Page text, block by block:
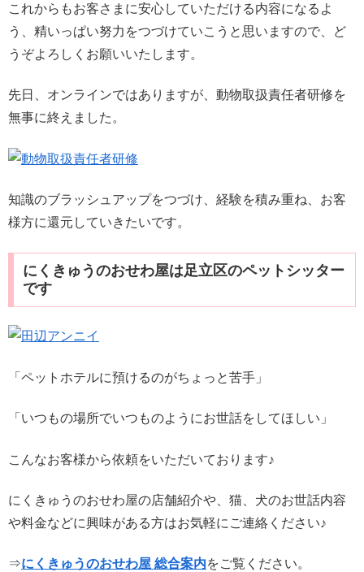
これからもお客さまに安心していただける内容になるよ
う、精いっぱい努力をつづけていこうと思いますので、ど
うぞよろしくお願いいたします。
先日、オンラインではありますが、動物取扱責任者研修を
無事に終えました。
知識のブラッシュアップをつづけ、経験を積み重ね、お客
様方に還元していきたいです。
にくきゅうのおせわ屋は足立区のペットシッター
です
「ペットホテルに預けるのがちょっと苦手」
「いつもの場所でいつものようにお世話をしてほしい」
こんなお客様から依頼をいただいております♪
にくきゅうのおせわ屋の店舗紹介や、猫、犬のお世話内容
や料金などに興味がある方はお気軽にご連絡ください♪
⇒にくきゅうのおせわ屋 総合案内をご覧ください。